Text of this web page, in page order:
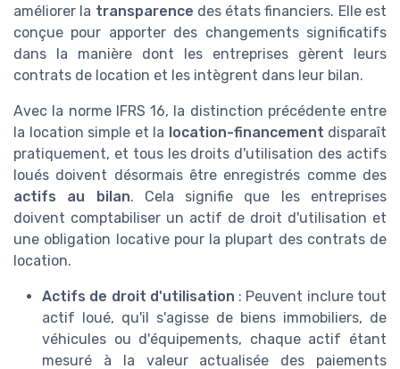
améliorer la transparence des états financiers. Elle est
conçue pour apporter des changements significatifs
dans la manière dont les entreprises gèrent leurs
contrats de location et les intègrent dans leur bilan.
Avec la norme IFRS 16, la distinction précédente entre
la location simple et la location-financement disparaît
pratiquement, et tous les droits d'utilisation des actifs
loués doivent désormais être enregistrés comme des
actifs au bilan. Cela signifie que les entreprises
doivent comptabiliser un actif de droit d'utilisation et
une obligation locative pour la plupart des contrats de
location.
Actifs de droit d'utilisation : Peuvent inclure tout
actif loué, qu'il s'agisse de biens immobiliers, de
véhicules ou d'équipements, chaque actif étant
mesuré à la valeur actualisée des paiements